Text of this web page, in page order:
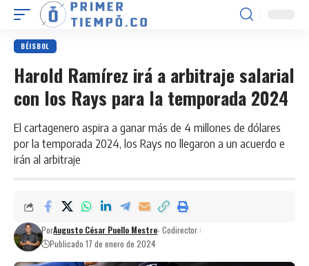
BÉISBOL
Harold Ramírez irá a arbitraje salarial
con los Rays para la temporada 2024
El cartagenero aspira a ganar más de 4 millones de dólares
por la temporada 2024, los Rays no llegaron a un acuerdo e
irán al arbitraje
PorAugusto César Puello Mestre- Codirector
Publicado 17 de enero de 2024